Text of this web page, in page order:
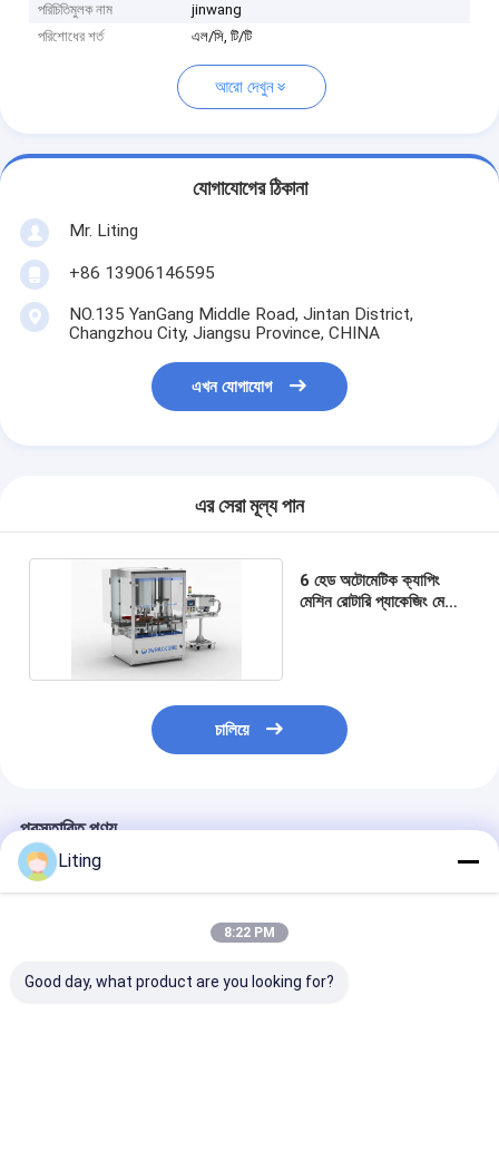
পরিচিতিমুলক নাম
jinwang
পরিশোধের শর্ত
এল/সি, টি/টি
আরো দেখুন
যোগাযোগের ঠিকানা
Mr. Liting
+86 13906146595
NO.135 YanGang Middle Road, Jintan District,
Changzhou City, Jiangsu Province, CHINA
এখন যোগাযোগ
এর সেরা মূল্য পান
6 হেড অটোমেটিক ক্যাপিং
মেশিন রোটারি প্যাকেজিং মেশিন
চালিয়ে
প্রস্তাবিত পণ্য
Liting
8:22 PM
Good day, what product are you looking for?